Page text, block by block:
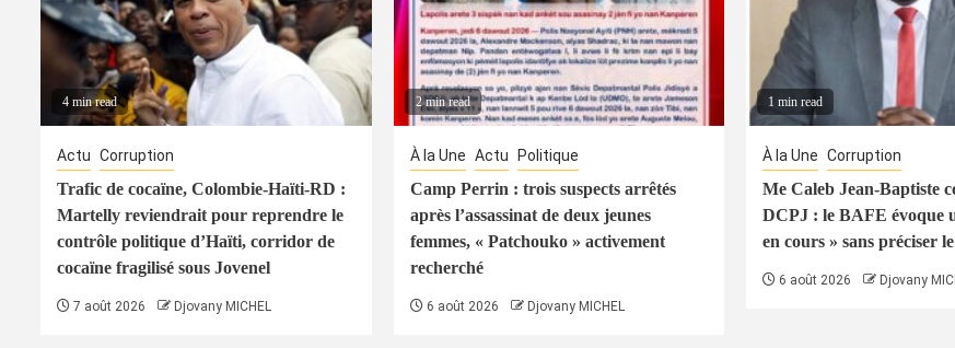
4 min read
Actu Corruption
Trafic de cocaïne, Colombie-Haïti-RD :
Martelly reviendrait pour reprendre le
contrôle politique d’Haïti, corridor de
cocaïne fragilisé sous Jovenel
7 août 2026 Djovany MICHEL
2 min read
À la Une Actu Politique
Camp Perrin : trois suspects arrêtés
après l’assassinat de deux jeunes
femmes, « Patchouko » activement
recherché
6 août 2026 Djovany MICHEL
1 min read
À la Une Corruption
Me Caleb Jean-Baptiste
DCPJ : le BAFE évoque
en cours » sans préciser
6 août 2026 Djovany